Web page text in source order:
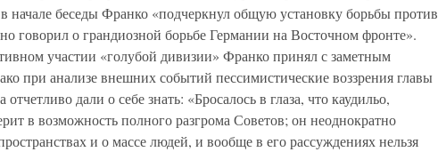
начале беседы Франко «подчеркнул общую установку борьбы против
говорил о грандиозной борьбе Германии на Восточном фронте».
участии «голубой дивизии» Франко принял с заметным
при анализе внешних событий пессимистические воззрения главы
отчетливо дали о себе знать: «Бросалось в глаза, что каудильо,
в возможность полного разгрома Советов; он неоднократно
и о массе людей, и вообще в его рассуждениях нельзя